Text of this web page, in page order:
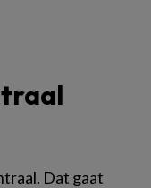
Dat gaat